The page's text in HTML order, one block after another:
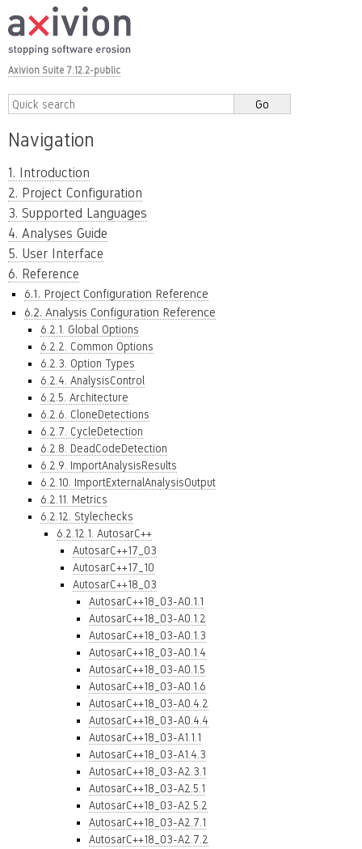
Axivion Suite 7.12.2-public
Navigation
1. Introduction
2. Project Configuration
3. Supported Languages
4. Analyses Guide
5. User Interface
6. Reference
6.1. Project Configuration Reference
6.2. Analysis Configuration Reference
6.2.1. Global Options
6.2.2. Common Options
6.2.3. Option Types
6.2.4. AnalysisControl
6.2.5. Architecture
6.2.6. CloneDetections
6.2.7. CycleDetection
6.2.8. DeadCodeDetection
6.2.9. ImportAnalysisResults
6.2.10. ImportExternalAnalysisOutput
6.2.11. Metrics
6.2.12. Stylechecks
6.2.12.1. AutosarC++
AutosarC++17_03
AutosarC++17_10
AutosarC++18_03
AutosarC++18_03-A0.1.1
AutosarC++18_03-A0.1.2
AutosarC++18_03-A0.1.3
AutosarC++18_03-A0.1.4
AutosarC++18_03-A0.1.5
AutosarC++18_03-A0.1.6
AutosarC++18_03-A0.4.2
AutosarC++18_03-A0.4.4
AutosarC++18_03-A1.1.1
AutosarC++18_03-A1.4.3
AutosarC++18_03-A2.3.1
AutosarC++18_03-A2.5.1
AutosarC++18_03-A2.5.2
AutosarC++18_03-A2.7.1
AutosarC++18_03-A2.7.2